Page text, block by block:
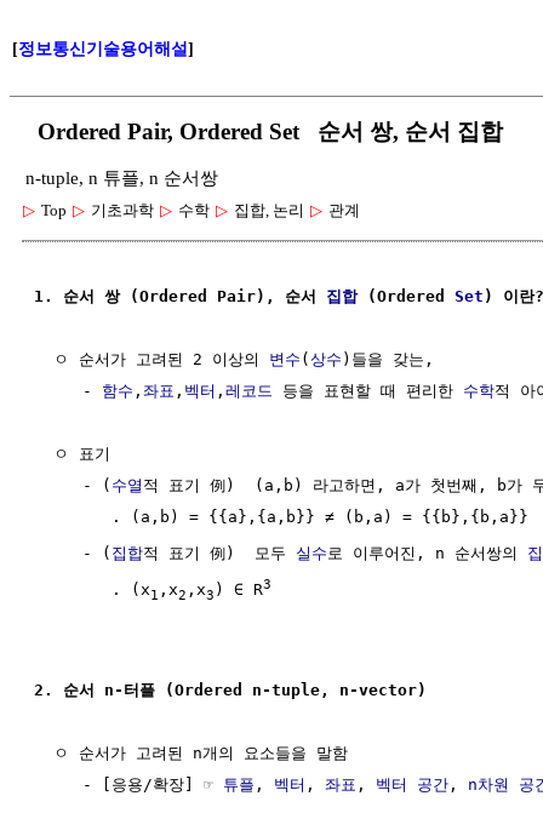
[정보통신기술용어해설]
Ordered Pair, Ordered Set 순서 쌍, 순서 집합
n-tuple, n 튜플, n 순서쌍
▷ Top ▷ 기초과학 ▷ 수학 ▷ 집합, 논리 ▷ 관계
1. 순서 쌍 (Ordered Pair), 순서 집합 (Ordered Set ) 이란?
  ㅇ 순서가 고려된 2 이상의
변수 (상수 )들을 갖는,
     -
함수 , 좌표 , 벡터 , 레코드 등을 표현할 때 편리한 수학적 아
  ㅇ 표기
     - (
수열 적 표기 例)  (a,b) 라고하면, a가 첫번째, b가
        . (a,b) = {{a},{a,b}} ≠ (b,a) = {{b},{b,a}}
     - (
집합적 표기 例)  모두 실수 로 이루어진, n 순서쌍의
        . (x
1 ,x2 ,x3 ) ∈ R3
2. 순서 n-터플 (Ordered n-tuple, n-vector)
  ㅇ 순서가 고려된 n개의 요소들을 말함
     - [응용/확장] ☞
튜플 , 벡터 , 좌표 , 벡터 공간 , n차원 공